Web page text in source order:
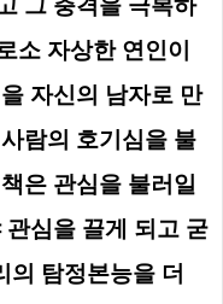
그 충격을 극복하
소 자상한 연인이
자신의 남자로 만
람의 호기심을 불
은 관심을 불러일
심을 끌게 되고 굳
의 탐정본능을 더